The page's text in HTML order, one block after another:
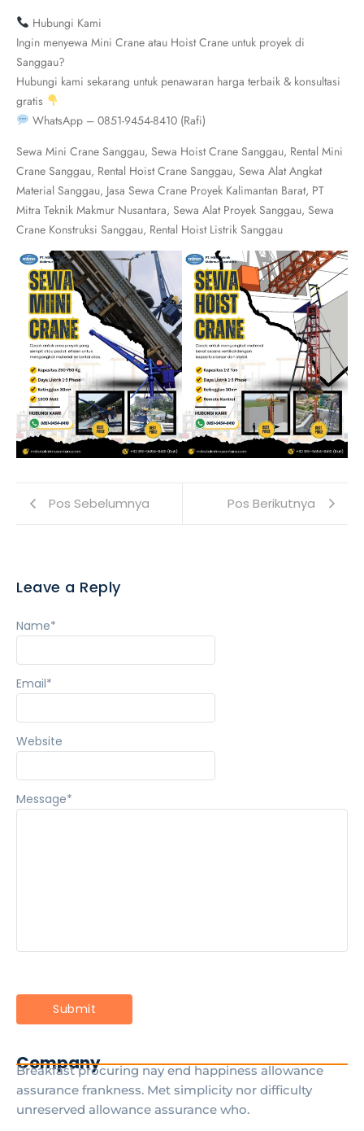
Hubungi Kami
Ingin menyewa Mini Crane atau Hoist Crane untuk proyek di
Sanggau?
Hubungi kami sekarang untuk penawaran harga terbaik & konsultasi
gratis
WhatsApp – 0851-9454-8410 (Rafi)
Sewa Mini Crane Sanggau, Sewa Hoist Crane Sanggau, Rental Mini
Crane Sanggau, Rental Hoist Crane Sanggau, Sewa Alat Angkat
Material Sanggau, Jasa Sewa Crane Proyek Kalimantan Barat, PT
Mitra Teknik Makmur Nusantara, Sewa Alat Proyek Sanggau, Sewa
Crane Konstruksi Sanggau, Rental Hoist Listrik Sanggau
Pos Sebelumnya Pos Berikutnya
Leave a Reply
Message*
Name*
Email*
Website
Company
Breakfast procuring nay end happiness allowance
assurance frankness. Met simplicity nor difficulty
unreserved allowance assurance who.